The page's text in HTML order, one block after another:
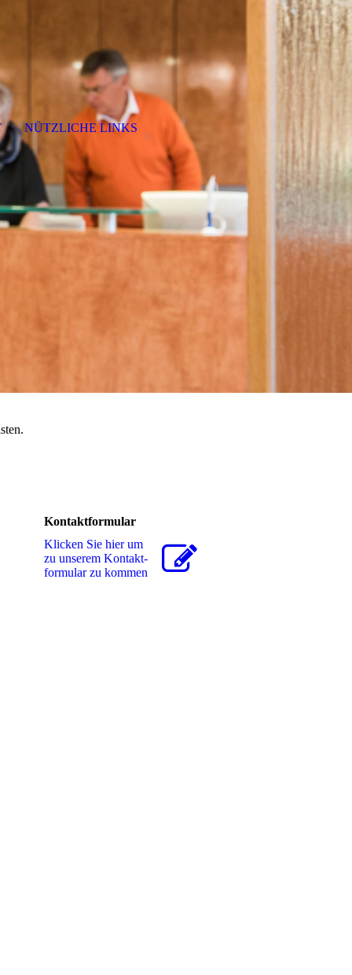
Kontaktformular
Klicken Sie hier um
zu unserem Kon­takt­
for­mu­lar zu kommen
NÜTZLICHE LINKS